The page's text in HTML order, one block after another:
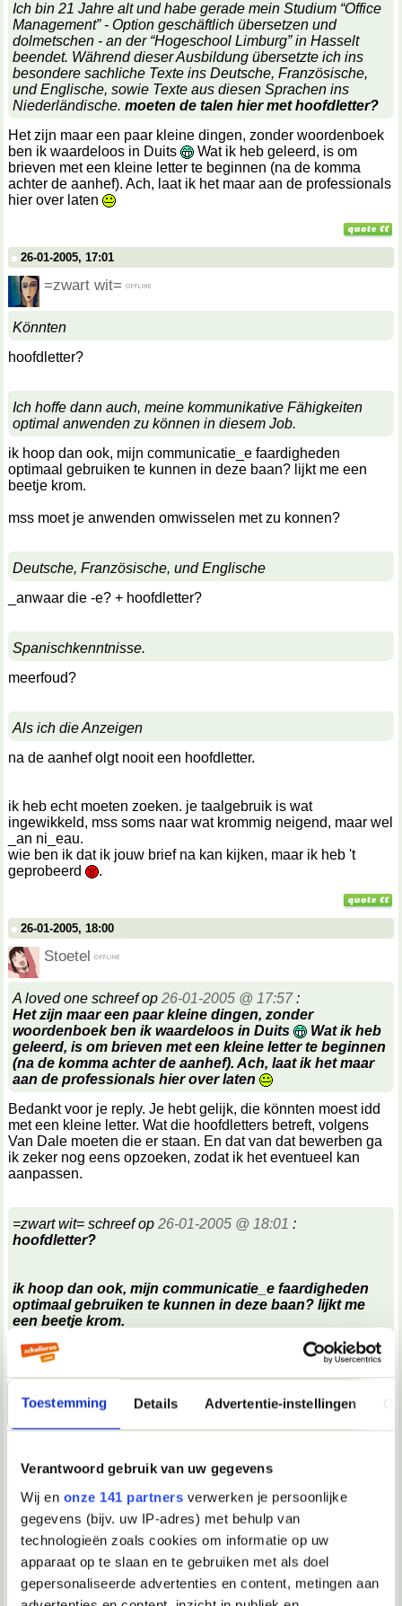
Toestemming Details Advertentie-instellingen
Verantwoord gebruik van uw gegevens
Wij en onze 141 partners verwerken je persoonlijke
gegevens (bijv. uw IP-adres) met behulp van
technologieën zoals cookies om informatie op uw
apparaat op te slaan en te gebruiken met als doel
gepersonaliseerde advertenties en content, metingen aan
Ich bin 21 Jahre alt und habe gerade mein Studium “Office
Management” - Option geschäftlich übersetzen und
dolmetschen - an der “Hogeschool Limburg” in Hasselt
beendet. Während dieser Ausbildung übersetzte ich ins
besondere sachliche Texte ins Deutsche, Französische,
und Englische, sowie Texte aus diesen Sprachen ins
Niederländische. moeten de talen hier met hoofdletter?
Het zijn maar een paar kleine dingen, zonder woordenboek
ben ik waardeloos in Duits
Wat ik heb geleerd, is om
brieven met een kleine letter te beginnen (na de komma
achter de aanhef). Ach, laat ik het maar aan de professionals
hier over laten
26-01-2005, 17:01
=zwart wit=
Könnten
hoofdletter?
Ich hoffe dann auch, meine kommunikative Fähigkeiten
optimal anwenden zu können in diesem Job.
ik hoop dan ook, mijn communicatie_e faardigheden
optimaal gebruiken te kunnen in deze baan? lijkt me een
beetje krom.
mss moet je anwenden omwisselen met zu konnen?
Deutsche, Französische, und Englische
_anwaar die -e? + hoofdletter?
Spanischkenntnisse.
meerfoud?
Als ich die Anzeigen
na de aanhef olgt nooit een hoofdletter.
ik heb echt moeten zoeken. je taalgebruik is wat
ingewikkeld, mss soms naar wat krommig neigend, maar wel
_an ni_eau.
wie ben ik dat ik jouw brief na kan kijken, maar ik heb 't
geprobeerd
.
26-01-2005, 18:00
Stoetel
A loved one schreef op 26-01-2005 @ 17:57:
Het zijn maar een paar kleine dingen, zonder
woordenboek ben ik waardeloos in Duits
Wat ik heb
geleerd, is om brieven met een kleine letter te beginnen
(na de komma achter de aanhef). Ach, laat ik het maar
aan de professionals hier over laten
Bedankt voor je reply. Je hebt gelijk, die könnten moest idd
met een kleine letter. Wat die hoofdletters betreft, volgens
Van Dale moeten die er staan. En dat van dat bewerben ga
ik zeker nog eens opzoeken, zodat ik het eventueel kan
aanpassen.
=zwart wit= schreef op 26-01-2005 @ 18:01 :
hoofdletter?
ik hoop dan ook, mijn communicatie_e faardigheden
optimaal gebruiken te kunnen in deze baan? lijkt me
een beetje krom.
mss moet je anwenden omwisselen met zu konnen?
_anwaar die -e? + hoofdletter?
na de aanhef olgt nooit een hoofdletter.
ik heb echt moeten zoeken. je taalgebruik is wat
ingewikkeld, mss soms naar wat krommig neigend,
maar wel _an ni_eau.
wie ben ik dat ik jouw brief na kan kijken, maar ik heb 't